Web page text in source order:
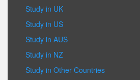
Study in UK
Study in US
Study in AUS
Study in NZ
Study in Other Countries